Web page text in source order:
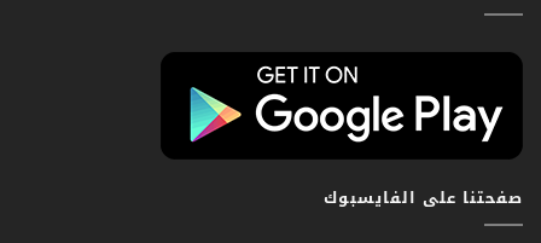
صفحتنا على الفايسبوك